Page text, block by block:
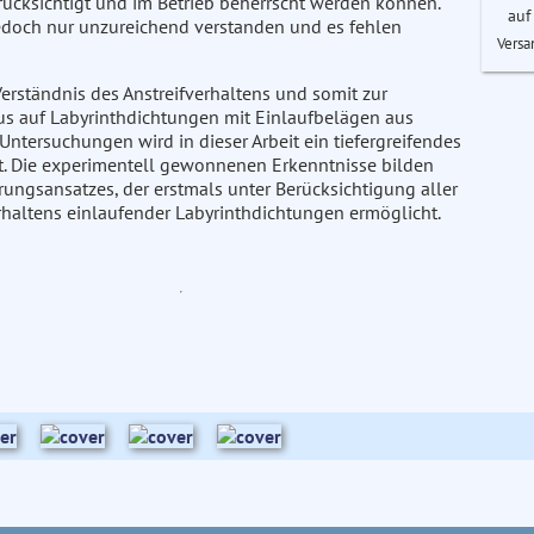
nur unzureichend verstanden und es fehlen
des Anstreifverhaltens und somit zur
auf Labyrinthdichtungen mit Einlaufbelägen aus
wird in dieser Arbeit ein tiefergreifendes
Die experimentell gewonnenen Erkenntnisse bilden
der erstmals unter Berücksichtigung aller
einlaufender Labyrinthdichtungen ermöglicht.
auf